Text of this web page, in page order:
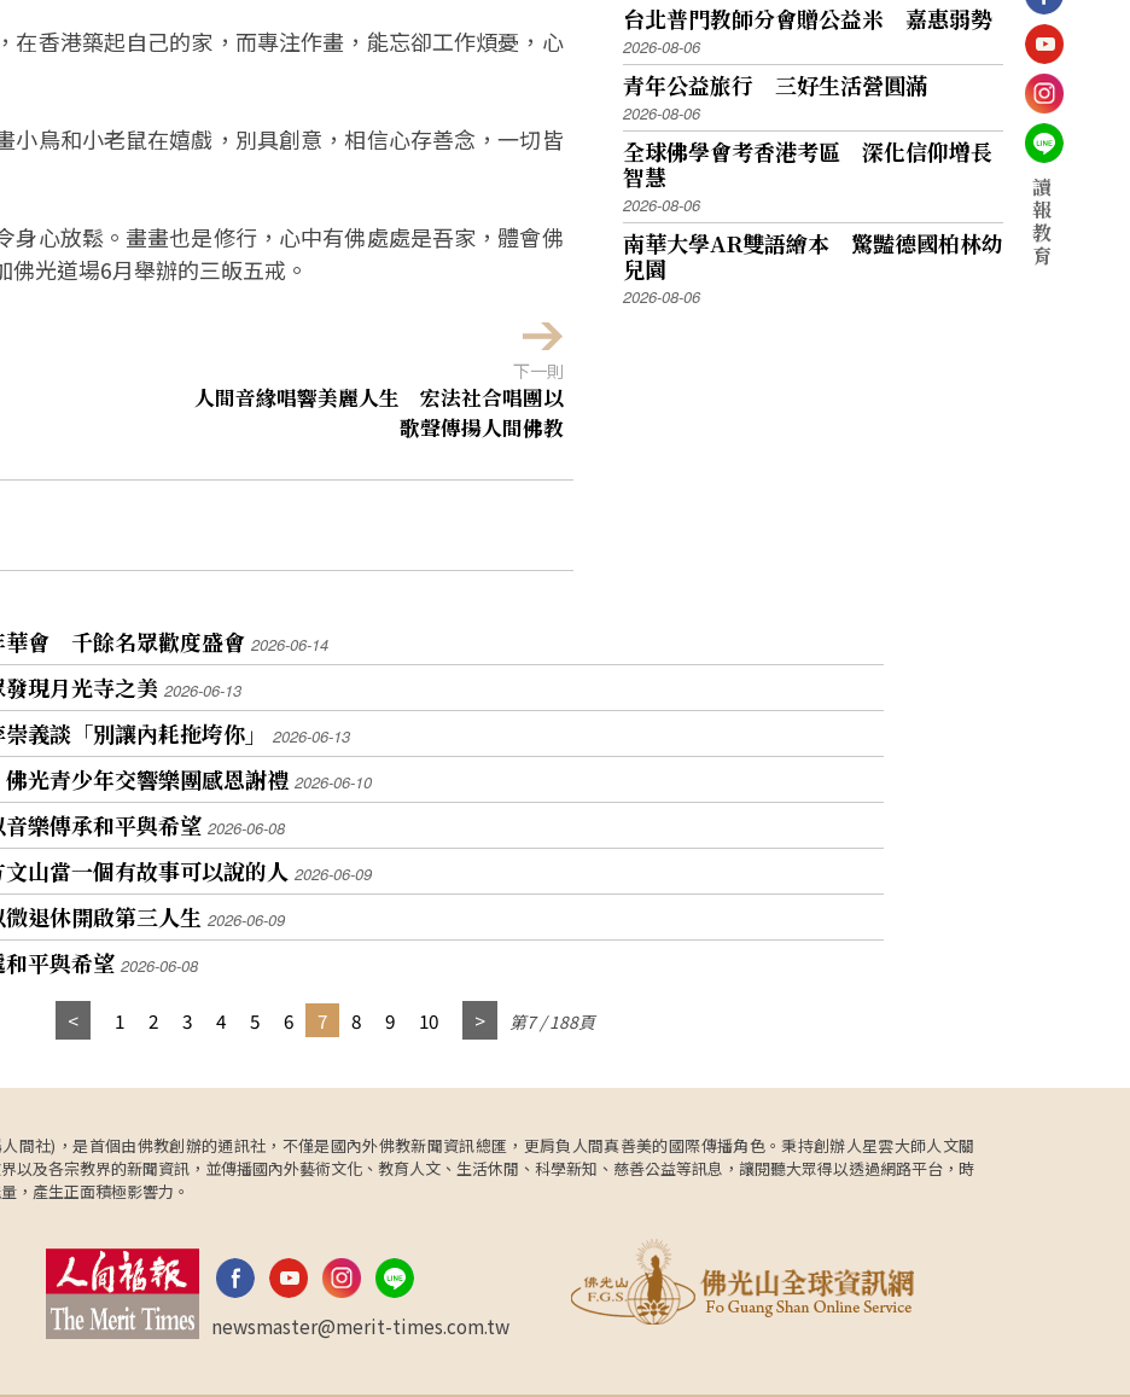
在香港築起自己的家，而專注作畫，能忘卻工作煩憂，心
小鳥和小老鼠在嬉戲，別具創意，相信心存善念，一切皆
身心放鬆。畫畫也是修行，心中有佛處處是吾家，體會佛
光道場6月舉辦的三皈五戒。
下一則
人間音緣唱響美麗人生 宏法社合唱團以
歌聲傳揚人間佛教
台北普門教師分會贈公益米 嘉惠弱勢
2026-08-06
青年公益旅行 三好生活營圓滿
2026-08-06
全球佛學會考香港考區 深化信仰增長
智慧
2026-08-06
南華大學AR雙語繪本 驚豔德國柏林幼
兒園
2026-08-06
華會 千餘名眾歡度盛會 2026-06-14
現月光寺之美 2026-06-13
義談「別讓內耗拖垮你」 2026-06-13
光青少年交響樂團感恩謝禮 2026-06-10
樂傳承和平與希望 2026-06-08
山當一個有故事可以說的人 2026-06-09
退休開啟第三人生 2026-06-09
平與希望 2026-06-08
1 2 3 4 5 6 7 8 9 10 第7 / 188頁
間社)，是首個由佛教創辦的通訊社，不僅是國內外佛教新聞資訊總匯，更肩負人間真善美的國際傳播角色。秉持創辦人星雲大師人文關
以及各宗教界的新聞資訊，並傳播國內外藝術文化、教育人文、生活休閒、科學新知、慈善公益等訊息，讓閱聽大眾得以透過網路平台，時
，產生正面積極影響力。
newsmaster@merit-times.com.tw
讀
報
教
育